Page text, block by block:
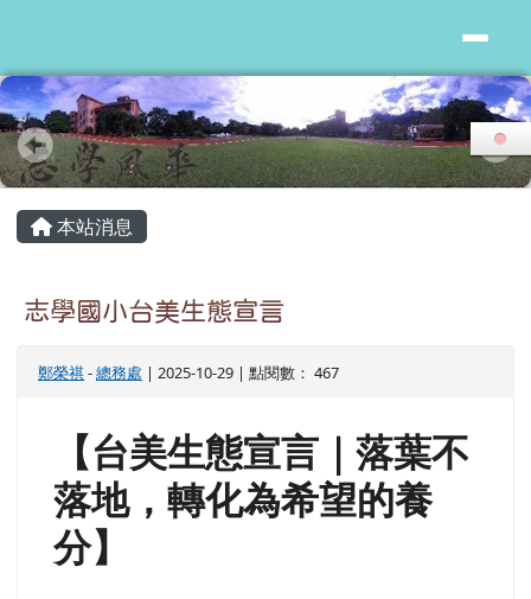
主內容區域
本站消息
志學國小台美生態宣言
鄭榮祺-總務處 | 2025-10-29 | 點閱數： 467
【台美生態宣言｜落葉不
落地，轉化為希望的養
分】
頁尾區域